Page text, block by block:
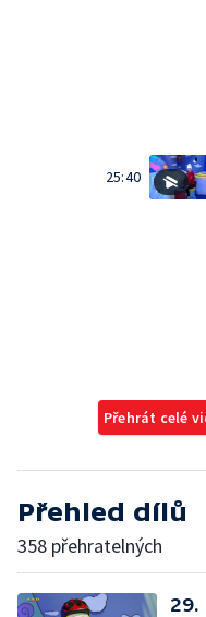
25:40
Přehrát celé
Přehled dílů
358 přehratelných
29.